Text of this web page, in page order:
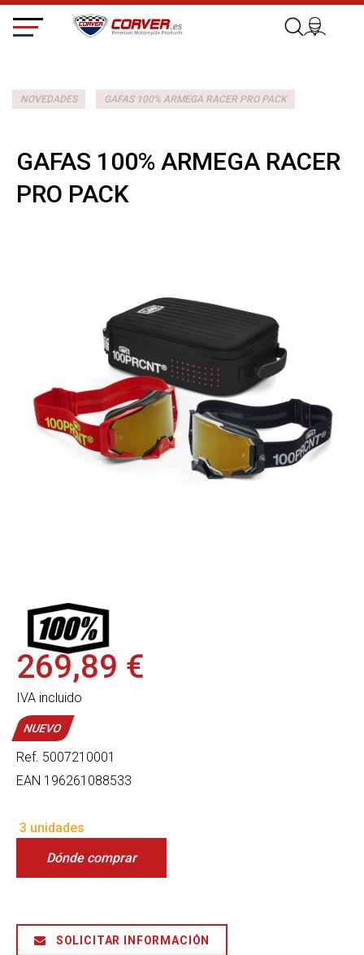
NOVEDADES GAFAS 100% ARMEGA RACER PRO PACK
GAFAS 100% ARMEGA RACER
PRO PACK
269,89 €
IVA incluido
NUEVO
Ref. 5007210001
EAN 196261088533
3 unidades
Dónde comprar
SOLICITAR INFORMACIÓN